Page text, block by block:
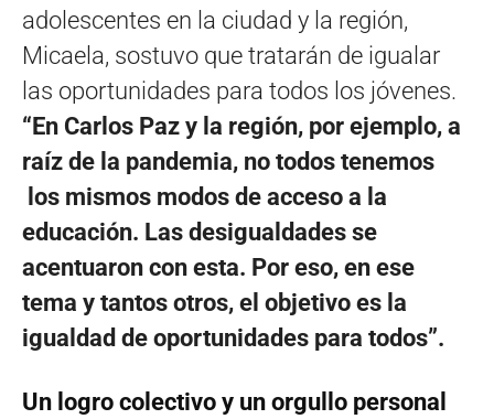
adolescentes en la ciudad y la región,
Micaela, sostuvo que tratarán de igualar
las oportunidades para todos los jóvenes.
“En Carlos Paz y la región, por ejemplo, a
raíz de la pandemia, no todos tenemos
los mismos modos de acceso a la
educación. Las desigualdades se
acentuaron con esta. Por eso, en ese
tema y tantos otros, el objetivo es la
igualdad de oportunidades para todos”.
Un logro colectivo y un orgullo personal